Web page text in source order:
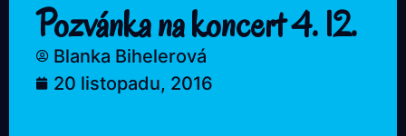
Pozvánka na koncert 4. 12.
Blanka Bihelerová
20 listopadu, 2016